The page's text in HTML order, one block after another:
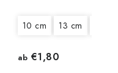
20 cm
10 cm 13 cm
ab €1,80